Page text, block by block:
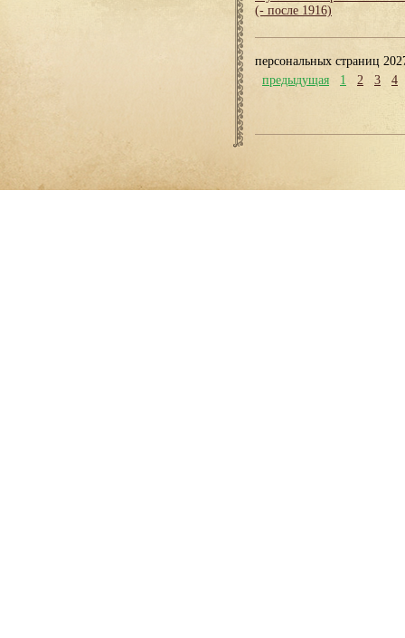
(- после 1916)
персональных страниц
предыдущая
1 2 3 4